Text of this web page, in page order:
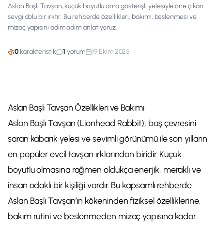
Aslan Başlı Tavşan, küçük boyutlu ama gösterişli yelesiyle öne çıkan
sevgi dolu bir ırktır. Bu rehberde özellikleri, bakımı, beslenmesi ve
mizaç yapısını adım adım anlatıyoruz.
0 karakteristik 1 yorum 19 Ekim 2025
Aslan Başlı Tavşan Özellikleri ve Bakımı
Aslan Başlı Tavşan (Lionhead Rabbit), baş çevresini
saran kabarık yelesi ve sevimli görünümü ile son yılların
en popüler evcil tavşan ırklarından biridir. Küçük
boyutlu olmasına rağmen oldukça enerjik, meraklı ve
insan odaklı bir kişiliği vardır. Bu kapsamlı rehberde
Aslan Başlı Tavşan’ın kökeninden fiziksel özelliklerine,
bakım rutini ve beslenmeden mizaç yapısına kadar